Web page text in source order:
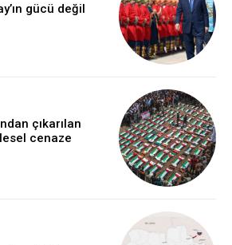
gücü değil
çıkarılan
cenaze